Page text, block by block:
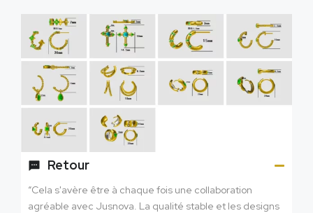
Retour
“Cela s'avère être à chaque fois une collaboration
agréable avec Jusnova. La qualité stable et les designs